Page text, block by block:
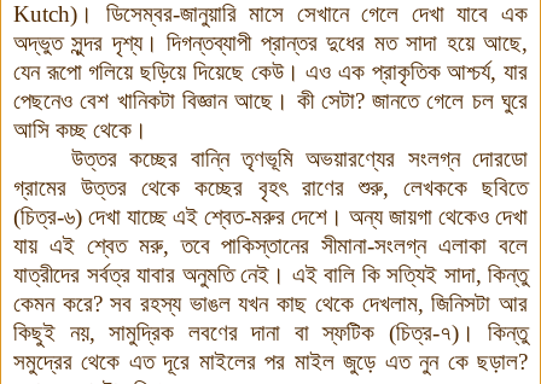
Kutch) । ডিসেম্বর-জানুয়ারি মাসে সেখানে গেলে দেখা যাবে এক
অদ্ভুত সুন্দর দৃশ্য। দিগন্তব্যাপী প্রান্তর দুধের মত সাদা হয়ে আছে,
যেন রূপো গলিয়ে ছড়িয়ে দিয়েছে কেউ। এও এক প্রাকৃতিক আশ্চর্য, যার
পেছনেও বেশ খানিকটা বিজ্ঞান আছে। কী সেটা? জানতে গেলে চল ঘুরে
আসি কচ্ছ থেকে।
উত্তর কচ্ছের বান্নি তৃণভূমি অভয়ারণ্যের সংলগ্ন দোরডো
গ্রামের উত্তর থেকে কচ্ছের বৃহৎ রাণের শুরু, লেখককে ছবিতে
(চিত্র-৬) দেখা যাচ্ছে এই শ্বেত-মরুর দেশে। অন্য জায়গা থেকেও দেখা
যায় এই শ্বেত মরু, তবে পাকিস্তানের সীমানা-সংলগ্ন এলাকা বলে
যাত্রীদের সর্বত্র যাবার অনুমতি নেই। এই বালি কি সত্যিই সাদা, কিন্তু
কেমন করে? সব রহস্য ভাঙল যখন কাছ থেকে দেখলাম, জিনিসটা আর
কিছুই নয়, সামুদ্রিক লবণের দানা বা স্ফটিক (চিত্র-৭)। কিন্তু
সমুদ্রের থেকে এত দূরে মাইলের পর মাইল জুড়ে এত নুন কে ছড়াল?